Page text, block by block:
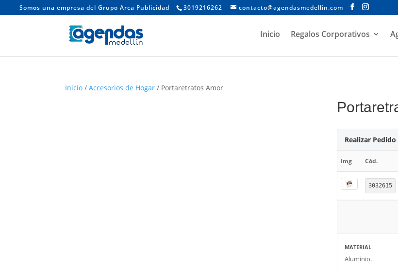
Somos una empresa del Grupo Arca Publicidad 3019216262 contacto@agendasmedellin.com
Inicio Regalos Corporativos
Inicio /Accesorios de Hogar / Portaretratos Amor
Realizar
Img Cód.
3032615
MATERIAL
Aluminio.